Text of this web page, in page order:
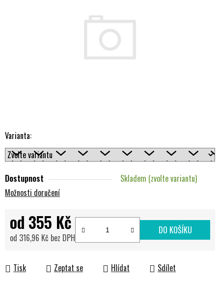
Varianta:
Dostupnost
Skladem (zvolte variantu)
Možnosti doručení
od 355 Kč
od 316,96 Kč bez DPH
DO KOŠÍKU
Tisk Zeptat se Hlídat Sdílet